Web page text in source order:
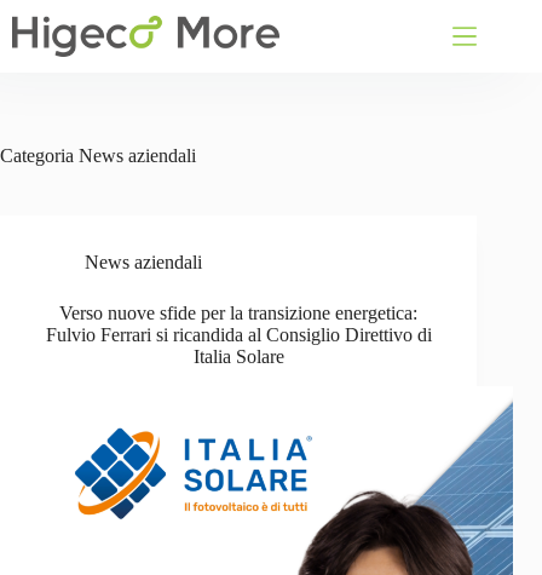
contenuto
Categoria News aziendali
News aziendali
Verso nuove sfide per la transizione energetica:
Fulvio Ferrari si ricandida al Consiglio Direttivo di
Italia Solare